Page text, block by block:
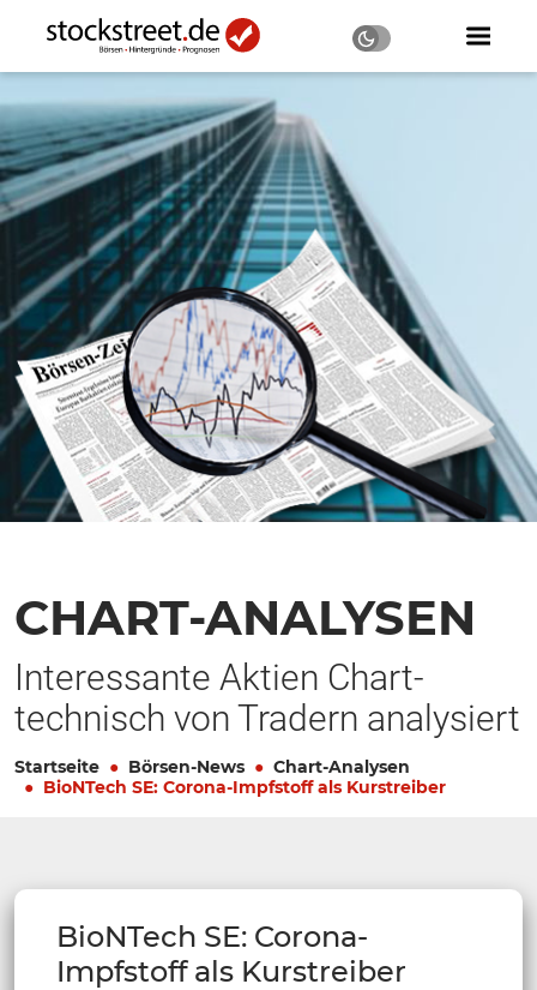
CHART-ANALYSEN
Interessante Aktien Chart-
technisch von Tradern analysiert
Startseite Börsen-News
Chart-Analysen
BioNTech SE: Corona-Impfstoff als Kurstreiber
BioNTech SE: Corona-
Impfstoff als Kurstreiber